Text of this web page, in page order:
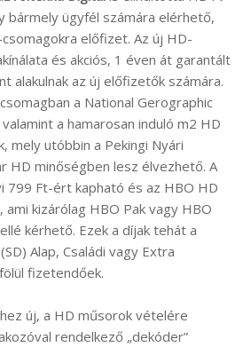
bármely ügyfél számára elérhető,
előfizet. Az új HD-
és akciós, 1 éven át garantált
alakulnak az új előfizetők számára.
a National Gerographic
a hamarosan induló m2 HD
mely utóbbin a Pekingi Nyári
HD minőségben lesz élvezhető. A
799 Ft-ért kapható és az HBO HD
kizárólag HBO Pak vagy HBO
kérhető. Ezek a díjak tehát a
Alap, Családi vagy Extra
fizetendőek.
új, a HD műsorok vételére
rendelkező „dekóder”